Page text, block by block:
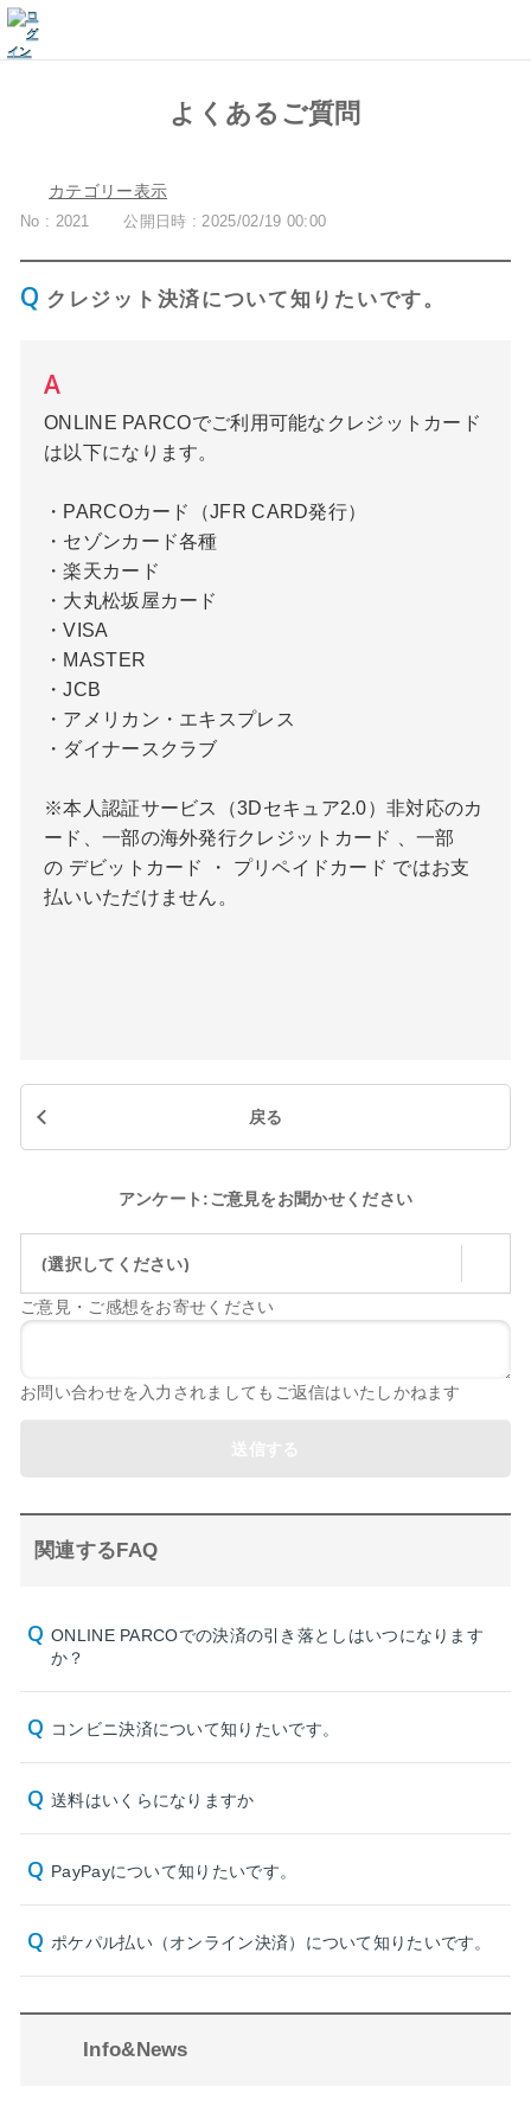
よくあるご質問
カテゴリー表示
No : 2021 公開日時 : 2025/02/19 00:00
クレジット決済について知りたいです。
ONLINE PARCOでご利用可能なクレジットカード
は以下になります。
・PARCOカード（JFR CARD発行）
・セゾンカード各種
・楽天カード
・大丸松坂屋カード
・VISA
・MASTER
・JCB
・アメリカン・エキスプレス
・ダイナースクラブ
※本人認証サービス（3Dセキュア2.0）非対応のカ
ード、一部の海外発行クレジットカード 、一部
の デビットカード ・ プリペイドカード ではお支
払いいただけません。
戻る
アンケート:ご意見をお聞かせください
(選択してください)
ご意見・ご感想をお寄せください
お問い合わせを入力されましてもご返信はいたしかねます
関連するFAQ
ONLINE PARCOでの決済の引き落としはいつになります
か？
コンビニ決済について知りたいです。
送料はいくらになりますか
PayPayについて知りたいです。
ポケパル払い（オンライン決済）について知りたいです。
Info&News